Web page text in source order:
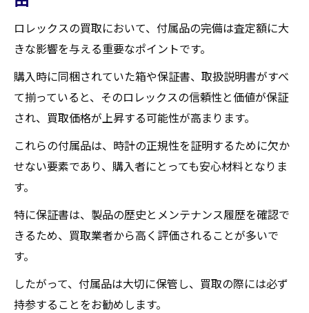
時計の価値を高めるためのメンテナンス
適切な売却タイミングの見極め方
市場調査を活用した価格設定方法
ロレックスの価値を最大化する交渉術
付属品の整理と保管の重要性
売却後のアフターケアを考慮する
国見町でロレックスを高価買取してもらうため
交渉力を高めるための情報収集
買取業者の選び方のポイント
ブランド認知度を利用した価格交渉
買取実績から学ぶ高価買取の秘訣
ロレックスの買取において、付属品の完備は査定額に大
きな影響を与える重要なポイントです。
購入時に同梱されていた箱や保証書、取扱説明書がすべ
て揃っていると、そのロレックスの信頼性と価値が保証
され、買取価格が上昇する可能性が高まります。
これらの付属品は、時計の正規性を証明するために欠か
せない要素であり、購入者にとっても安心材料となりま
す。
特に保証書は、製品の歴史とメンテナンス履歴を確認で
きるため、買取業者から高く評価されることが多いで
す。
したがって、付属品は大切に保管し、買取の際には必ず
持参することをお勧めします。